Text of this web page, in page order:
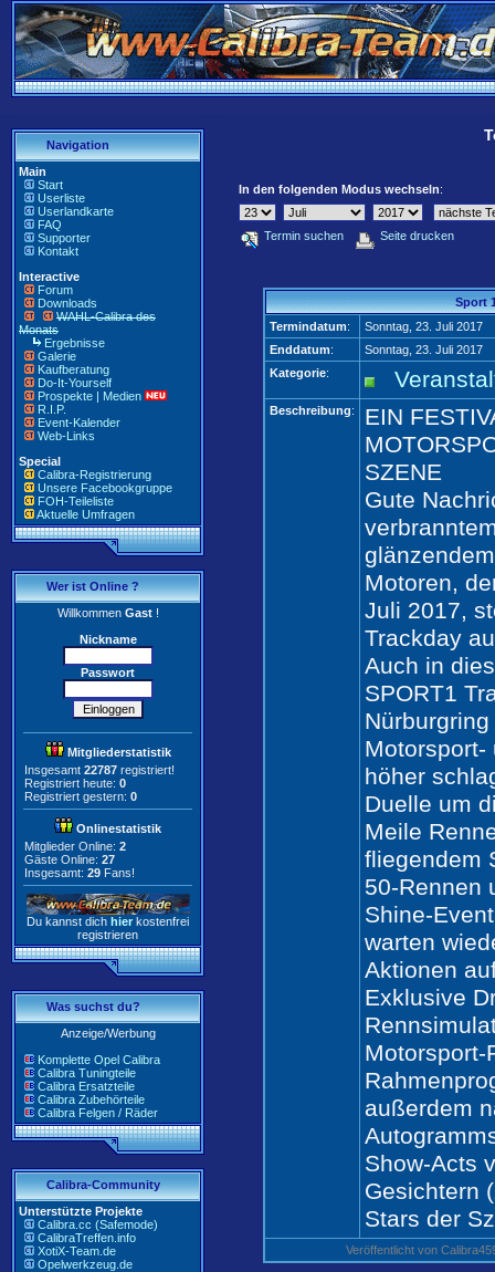
Navigation
Main
Start
Userliste
Userlandkarte
FAQ
Supporter
Kontakt
Interactive
Forum
Downloads
WAHL-Calibra des
Monats
Ergebnisse
Galerie
Kaufberatung
Do-It-Yourself
Prospekte | Medien
R.I.P.
Event-Kalender
Web-Links
Special
Calibra-Registrierung
Unsere Facebookgruppe
FOH-Teileliste
Aktuelle Umfragen
Wer ist Online ?
WillkommenGast!
Nickname
Passwort
Mitgliederstatistik
Insgesamt 22787 registriert!
Registriert heute: 0
Registriert gestern: 0
Onlinestatistik
Mitglieder Online: 2
Gäste Online: 27
Insgesamt: 29 Fans!
Du kannst dich hier kostenfrei
registrieren
Was suchst du?
Anzeige/Werbung
Komplette Opel Calibra
Calibra Tuningteile
Calibra Ersatzteile
Calibra Zubehörteile
Calibra Felgen / Räder
Calibra-Community
Unterstützte Projekte
Calibra.cc (Safemode)
CalibraTreffen.info
XotiX-Team.de
Opelwerkzeug.de
In den folgenden Modus wechseln:
Termin suchen Seite drucken
Sport
Termindatum:
Sonntag, 23. Juli 2017
Enddatum:
Sonntag, 23. Juli 2017
Kategorie:
Beschreibung:
EIN
SZENE
Gute
Motoren,
Juli 2017,
Trackday
Auch in
SPORT1
Motorsport-
höher
Duelle um
Meile
fliegendem
50-Rennen
Shine-
warten
Aktionen
Exklusive
Motorsport-
außerdem
Show-Acts
Gesichtern
Stars der
Veröffentlicht von